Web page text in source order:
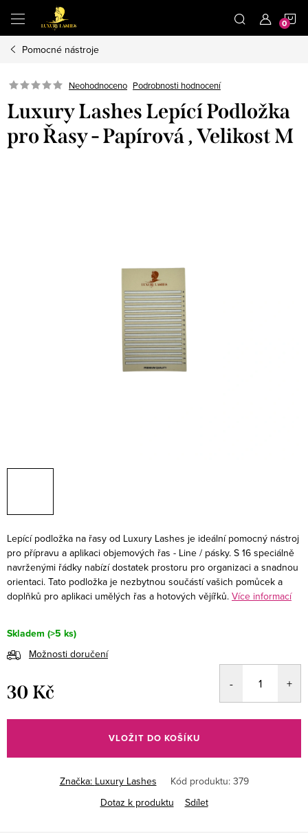
obsah
Pomocné nástroje
Neohodnoceno Podrobnosti hodnocení
Luxury Lashes Lepící Podložka
pro Řasy - Papírová , Velikost M
Lepící podložka na řasy od Luxury Lashes je ideální pomocný nástroj
pro přípravu a aplikaci objemových řas - Line / pásky. S 16 speciálně
navrženými řádky nabízí dostatek prostoru pro organizaci a snadnou
orientaci. Tato podložka je nezbytnou součástí vašich pomůcek a
doplňků pro aplikaci umělých řas a hotových vějířků. Více informací
Skladem (>5 ks)
Možnosti doručení
30 Kč
cena:
VLOŽIT DO KOŠÍKU
Značka: Luxury Lashes Kód produktu: 379
Dotaz k produktu
Sdílet